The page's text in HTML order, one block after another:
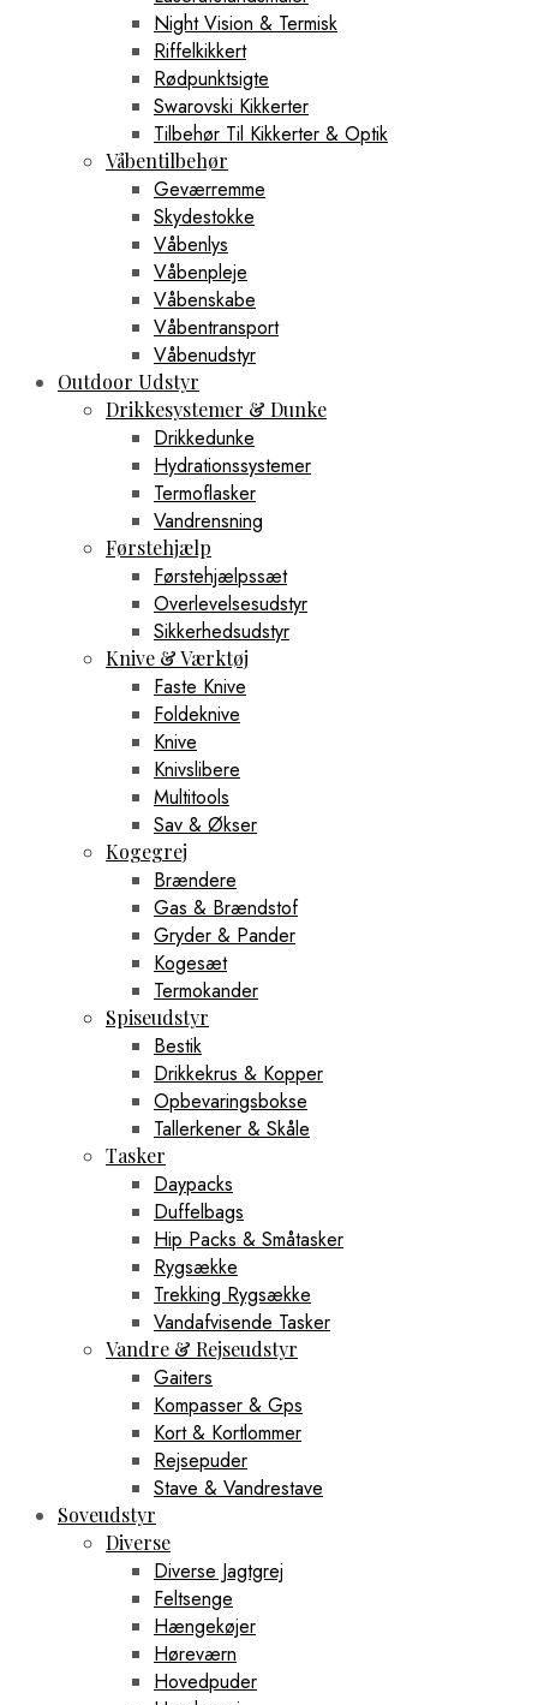
Night Vision & Termisk
Riffelkikkert
Rødpunktsigte
Swarovski Kikkerter
Tilbehør Til Kikkerter & Optik
Våbentilbehør
Geværremme
Skydestokke
Våbenlys
Våbenpleje
Våbenskabe
Våbentransport
Våbenudstyr
Outdoor Udstyr
Drikkesystemer & Dunke
Drikkedunke
Hydrationssystemer
Termoflasker
Vandrensning
Førstehjælp
Førstehjælpssæt
Overlevelsesudstyr
Sikkerhedsudstyr
Knive & Værktøj
Faste Knive
Foldeknive
Knive
Knivslibere
Multitools
Sav & Økser
Kogegrej
Brændere
Gas & Brændstof
Gryder & Pander
Kogesæt
Termokander
Spiseudstyr
Bestik
Drikkekrus & Kopper
Opbevaringsbokse
Tallerkener & Skåle
Tasker
Daypacks
Duffelbags
Hip Packs & Småtasker
Rygsække
Trekking Rygsække
Vandafvisende Tasker
Vandre & Rejseudstyr
Gaiters
Kompasser & Gps
Kort & Kortlommer
Rejsepuder
Stave & Vandrestave
Soveudstyr
Diverse
Diverse Jagtgrej
Feltsenge
Hængekøjer
Høreværn
Hovedpuder